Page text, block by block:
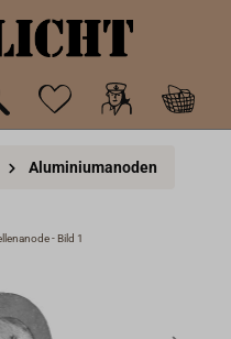
Aluminiumanoden
- Bild 1